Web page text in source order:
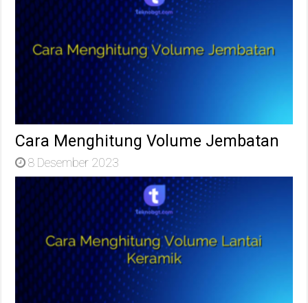
Cara Menghitung Volume Jembatan
8 Desember 2023